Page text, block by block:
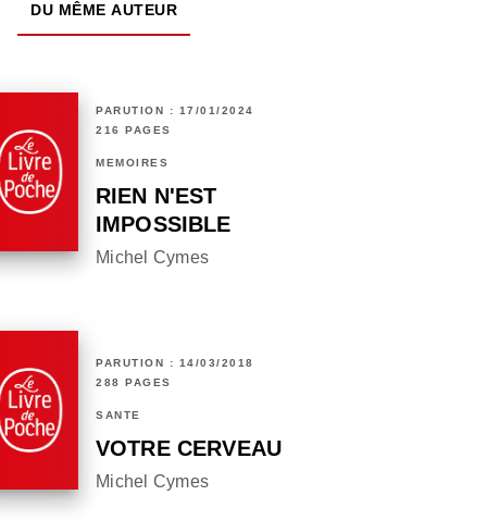
DU MÊME AUTEUR
PARUTION : 17/01/2024
216 PAGES
MÉMOIRES
RIEN N'EST
IMPOSSIBLE
Michel Cymes
PARUTION : 14/03/2018
288 PAGES
SANTÉ
VOTRE CERVEAU
Michel Cymes